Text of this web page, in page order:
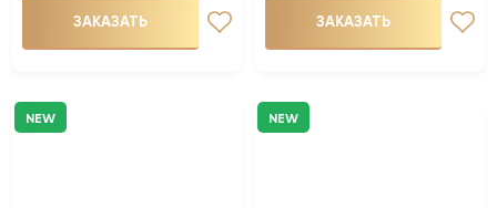
ЗАКАЗАТЬ ЗАКАЗАТЬ
NEW NEW